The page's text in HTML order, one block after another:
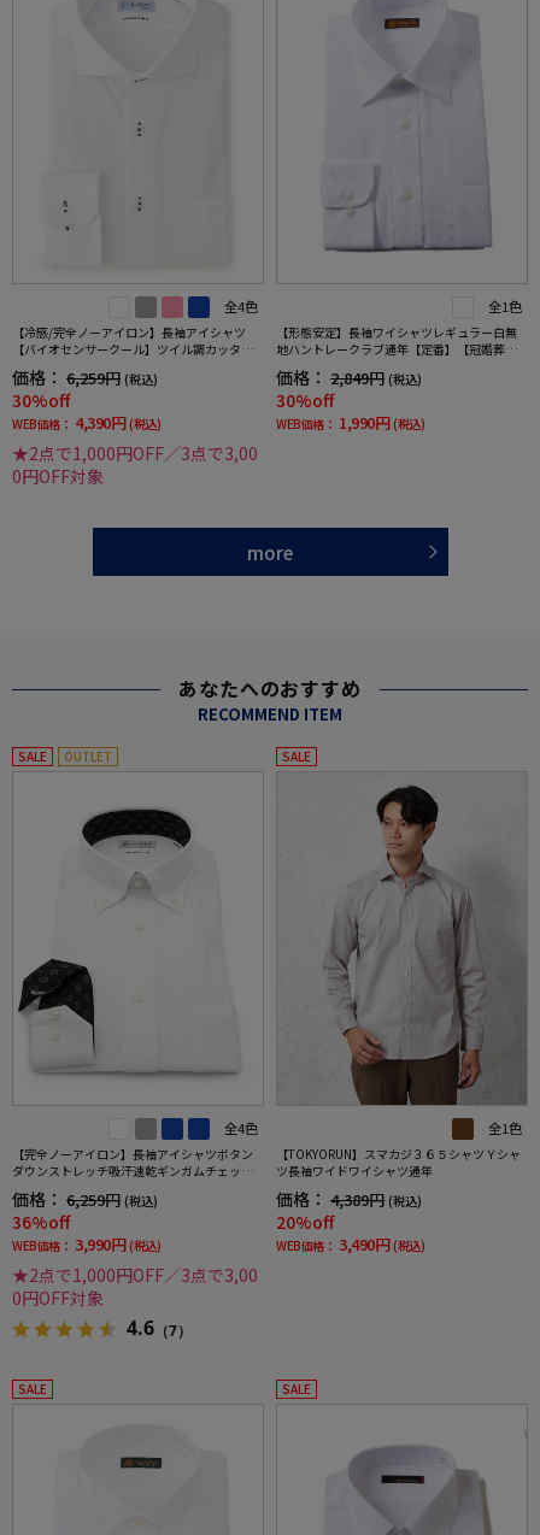
全4色
【冷感/完全ノーアイロン】長袖アイシャツ
【バイオセンサークール】ツイル調カッタウ
ェイ織柄無地形態安定ストレッチ防汚効果吸
汗速乾ワイシャツ春夏
価格： 6,259円 (税込)
30%off
WEB価格： 4,390円 (税込)
★2点で1,000円OFF／3点で3,00
0円OFF対象
全1色
【形態安定】長袖ワイシャツレギュラー白無
地ハントレークラブ通年【定番】【冠婚葬祭/
リクルート使用可】
価格： 2,849円 (税込)
30%off
WEB価格： 1,990円 (税込)
more
あなたへのおすすめ
RECOMMEND ITEM
SALE OUTLET
全4色
【完全ノーアイロン】長袖アイシャツボタン
ダウンストレッチ吸汗速乾ギンガムチェック
ワイシャツi-shirt通年
価格： 6,259円 (税込)
36%off
WEB価格： 3,990円 (税込)
★2点で1,000円OFF／3点で3,00
0円OFF対象
4.6 （7）
SALE
全1色
【TOKYORUN】スマカジ３６５シャツＹシャ
ツ長袖ワイドワイシャツ通年
価格： 4,389円 (税込)
20%off
WEB価格： 3,490円 (税込)
SALE SALE